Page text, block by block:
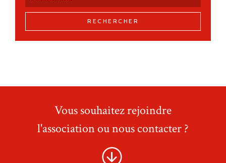
RECHERCHER
Vous souhaitez rejoindre
l'association ou nous contacter ?